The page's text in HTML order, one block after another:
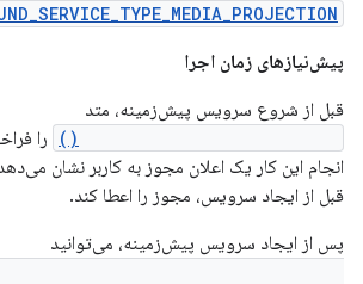
پیش‌نیازهای زمان اجرا
قبل از شروع سرویس پیش‌زمینه، متد
را
انجام این کار یک اعلان مجوز به کاربر نشان
قبل از ایجاد سرویس، مجوز را اعطا کند.
پس از ایجاد سرویس پیش‌زمینه، می‌توانید